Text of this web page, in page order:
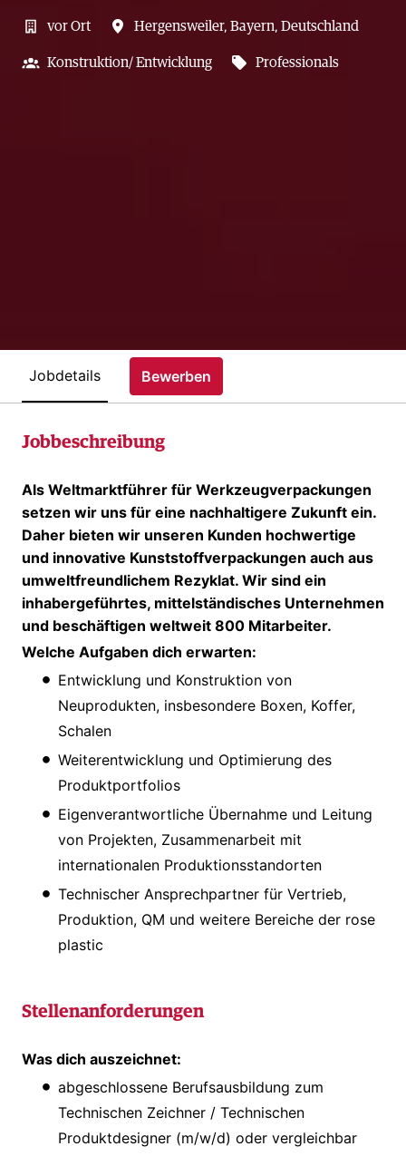
vor Ort Hergensweiler, Bayern, Deutschland
Konstruktion/ Entwicklung Professionals
Jobdetails Bewerben
Jobbeschreibung
Als Weltmarktführer für Werkzeugverpackungen
setzen wir uns für eine nachhaltigere Zukunft ein.
Daher bieten wir unseren Kunden hochwertige
und innovative Kunststoffverpackungen auch aus
umweltfreundlichem Rezyklat. Wir sind ein
inhabergeführtes, mittelständisches Unternehmen
und beschäftigen weltweit 800 Mitarbeiter.
Welche Aufgaben dich erwarten:
Entwicklung und Konstruktion von
Neuprodukten, insbesondere Boxen, Koffer,
Schalen
Weiterentwicklung und Optimierung des
Produktportfolios
Eigenverantwortliche Übernahme und Leitung
von Projekten, Zusammenarbeit mit
internationalen Produktionsstandorten
Technischer Ansprechpartner für Vertrieb,
Produktion, QM und weitere Bereiche der rose
plastic
Stellenanforderungen
Was dich auszeichnet:
abgeschlossene Berufsausbildung zum
Technischen Zeichner / Technischen
Produktdesigner (m/w/d) oder vergleichbar